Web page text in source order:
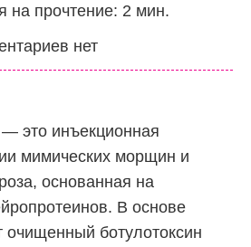
на прочтение: 2 мин.
нет
это инъекционная
мимических морщин и
основанная на
В основе
очищенный ботулотоксин